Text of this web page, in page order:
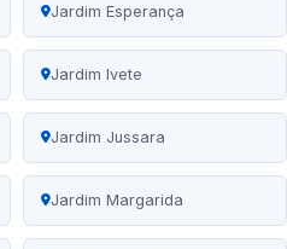
Jardim Esperança
Jardim Ivete
Jardim Jussara
Jardim Margarida